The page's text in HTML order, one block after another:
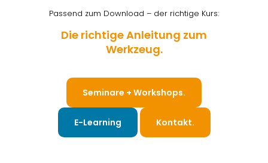
Passend zum Download – der richtige Kurs:
Die richtige Anleitung zum
Werkzeug.
Seminare + Workshops.
E-Learning Kontakt.